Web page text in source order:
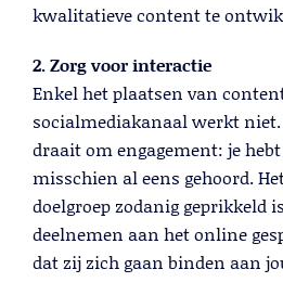
kwalitatieve content te
2. Zorg voor interactie
Enkel het plaatsen van
socialmediakanaal werkt niet.
draait om engagement: je
misschien al eens gehoord.
doelgroep zodanig geprikkeld
deelnemen aan het online
dat zij zich gaan binden aan
Lees